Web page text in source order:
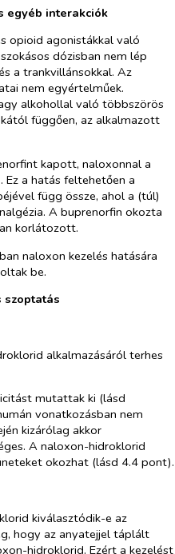
egyéb interakciók
opioid agonistákkal való
dózisban nem lép
a trankvillánsokkal. Az
nem egyértelműek.
alkohollal való többszörös
függően, az alkalmazott
kapott, naloxonnal a
a hatás feltehetően a
függ össze, ahol a (túl)
A buprenorfin okozta
korlátozott.
naloxon kezelés hatására
be.
szoptatás
alkalmazásáról terhes
mutattak ki (lásd
vonatkozásban nem
kizárólag akkor
A naloxon-hidroklorid
okozhat (lásd 4.4 pont).
kiválasztódik-e az
hogy az anyatejjel táplált
hidroklorid. Ezért a kezelést